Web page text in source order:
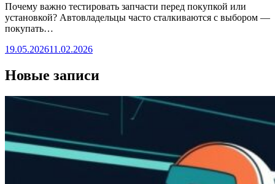
Почему важно тестировать запчасти перед покупкой или
установкой? Автовладельцы часто сталкиваются с выбором —
покупать…
19.05.202611.02.2026
Новые записи